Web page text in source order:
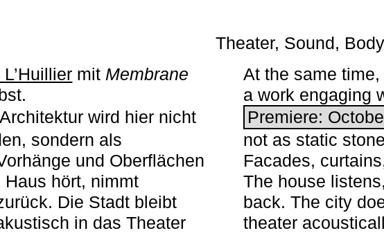
mit ­ Membrane
Architektur wird hier nicht
sondern als
und Oberflächen
hört, nimmt
Die Stadt bleibt
in das Theater
Theater, Sound,
At the same time,
a work engaging
Premiere:
not as static
Facades,
The house
back. The city
theater